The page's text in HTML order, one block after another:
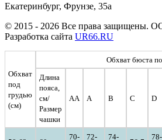
Екатеринбург, Фрунзе, 35а
© 2015 - 2026 Все права защищены.
Разработка сайта UR66.RU
Обхват
под
грудью
(см)
Обхват бюста
Длина
пояса,
см/
Размер
чашки
AA A B C D
70- 72- 74- 78-